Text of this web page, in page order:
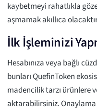
kaybetmeyi rahatlıkla
aşmamak akıllıca
İlk İşleminizi
Hesabınıza veya bağlı
bunları QuefinToken
madencilik tarzı ürünlere
aktarabilirsiniz.